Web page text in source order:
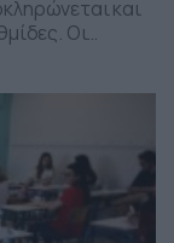
και
Οι
Πρωτοβάθμιας
κάνουν τα